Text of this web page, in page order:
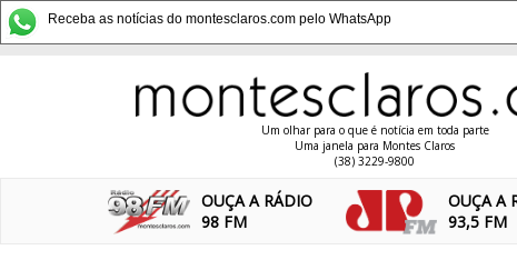
Receba as notícias do montesclaros.com pelo WhatsApp
Um olhar para o que é notícia em toda parte
Uma janela para Montes Claros
(38) 3229-9800
OUÇA A RÁDIO
98 FM
OUÇA A
93,5 FM